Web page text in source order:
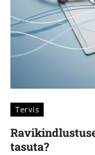
Tervis
tasuta?